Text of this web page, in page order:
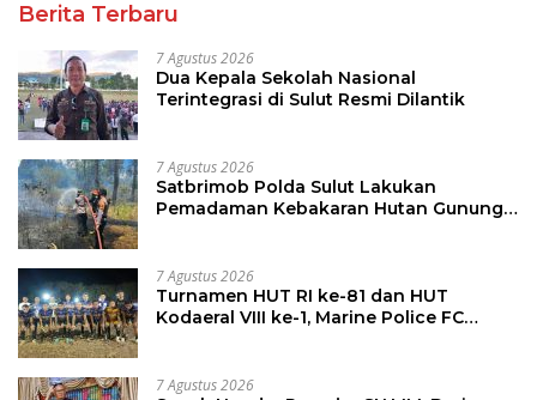
Berita Terbaru
7 Agustus 2026
Dua Kepala Sekolah Nasional
Terintegrasi di Sulut Resmi Dilantik
7 Agustus 2026
Satbrimob Polda Sulut Lakukan
Pemadaman Kebakaran Hutan Gunung
7 Agustus 2026
Turnamen HUT RI ke-81 dan HUT
Kodaeral VIII ke-1, Marine Police FC
7 Agustus 2026